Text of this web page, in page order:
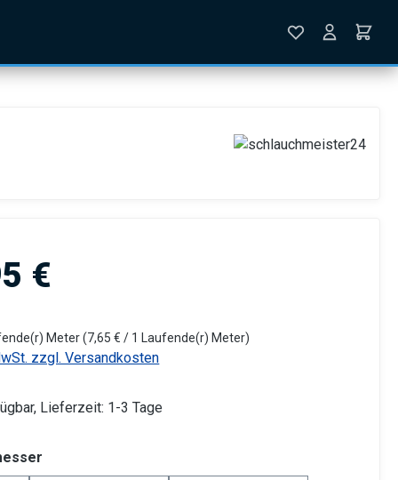
€
Meter(7,65 € / 1 Laufende(r) Meter)
zzgl. Versandkosten
Lieferzeit: 1-3 Tage